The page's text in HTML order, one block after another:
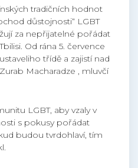
tradičních hodnot
důstojnosti“ LGBT
za nepřijatelné pořádat
Od rána 5. července
třídě a zajistí nad
Macharadze , mluvčí
LGBT, aby vzaly v
s pokusy pořádat
budou tvrdohlaví, tím